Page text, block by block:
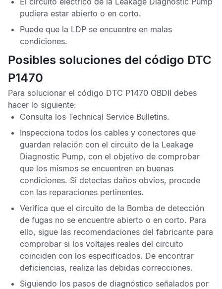
pudiera estar abierto o en corto.
Puede que la LDP se encuentre en malas
condiciones.
Posibles soluciones del código DTC
P1470
Para solucionar el código DTC P1470 OBDII debes
hacer lo siguiente:
Consulta los Technical Service Bulletins.
Inspecciona todos los cables y conectores que
guardan relación con el circuito de la Leakage
Diagnostic Pump, con el objetivo de comprobar
que los mismos se encuentren en buenas
condiciones. Si detectas daños obvios, procede
con las reparaciones pertinentes.
Verifica que el circuito de la Bomba de detección
de fugas no se encuentre abierto o en corto. Para
ello, sigue las recomendaciones del fabricante para
comprobar si los voltajes reales del circuito
coinciden con los especificados. De encontrar
deficiencias, realiza las debidas correcciones.
Siguiendo los pasos de diagnóstico señalados por